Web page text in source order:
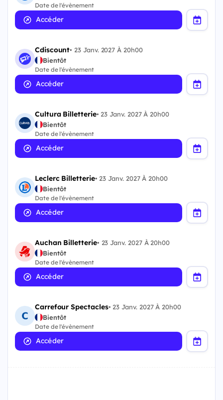
Date de l'évènement
Accéder
Cdiscount• 23 Janv. 2027 À 20h00
Bientôt
Date de l'évènement
Accéder
Cultura Billetterie• 23 Janv. 2027 À 20h00
Bientôt
Date de l'évènement
Accéder
Leclerc Billetterie• 23 Janv. 2027 À 20h00
Bientôt
Date de l'évènement
Accéder
Auchan Billetterie• 23 Janv. 2027 À 20h00
Bientôt
Date de l'évènement
Accéder
Carrefour Spectacles• 23 Janv. 2027 À 20h00
Bientôt
Date de l'évènement
Accéder